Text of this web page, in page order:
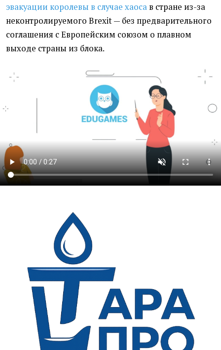
эвакуации королевы в случае хаоса в стране из-за
неконтролируемого Brexit — без предварительного
соглашения с Европейским союзом о плавном
выходе страны из блока.